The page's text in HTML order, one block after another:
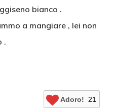
bianco .
a mangiare , lei non
.
Adoro! 21